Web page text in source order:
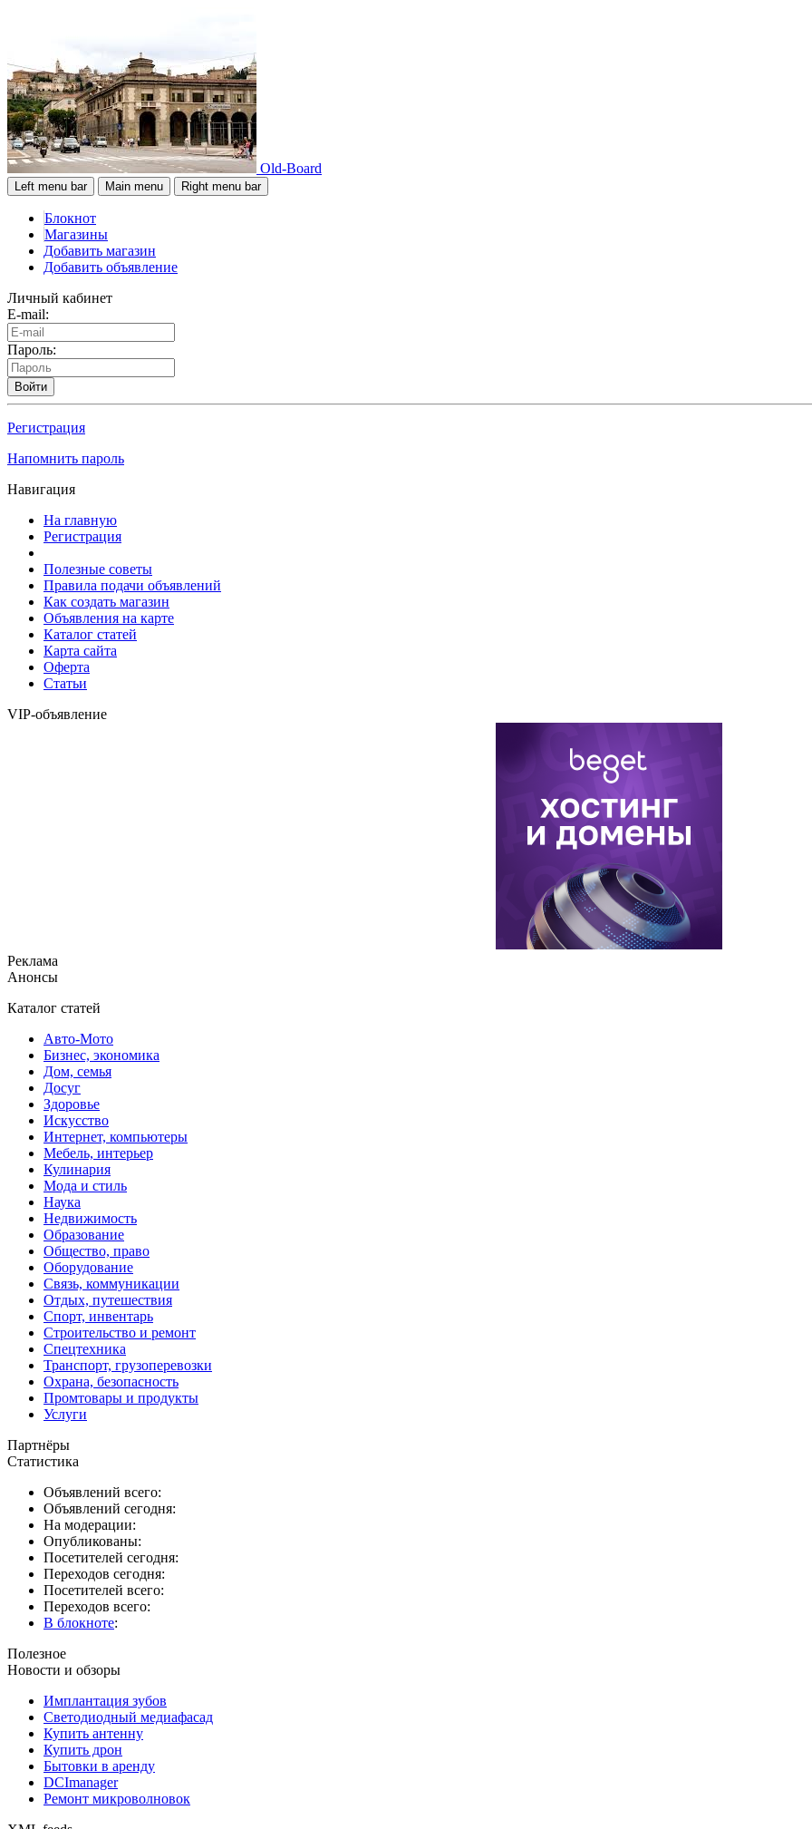
Old-Board
Left menu bar Main menu Right menu bar
Блокнот
Магазины
Добавить магазин
Добавить объявление
Личный кабинет
E-mail:
Пароль:
Войти
Регистрация
Напомнить пароль
Навигация
На главную
Регистрация
Полезные советы
Правила подачи объявлений
Как создать магазин
Объявления на карте
Каталог статей
Карта сайта
Оферта
Статьи
VIP-объявление
Реклама
Анонсы
Каталог статей
Авто-Мото
Бизнес, экономика
Дом, семья
Досуг
Здоровье
Искусство
Интернет, компьютеры
Мебель, интерьер
Кулинария
Мода и стиль
Наука
Недвижимость
Образование
Общество, право
Оборудование
Связь, коммуникации
Отдых, путешествия
Спорт, инвентарь
Строительство и ремонт
Спецтехника
Транспорт, грузоперевозки
Охрана, безопасность
Промтовары и продукты
Услуги
Партнёры
Статистика
Объявлений всего:
Объявлений сегодня:
На модерации:
Опубликованы:
Посетителей сегодня:
Переходов сегодня:
Посетителей всего:
Переходов всего:
В блокноте:
Полезное
Новости и обзоры
Имплантация зубов
Светодиодный медиафасад
Купить антенну
Купить дрон
Бытовки в аренду
DCImanager
Ремонт микроволновок